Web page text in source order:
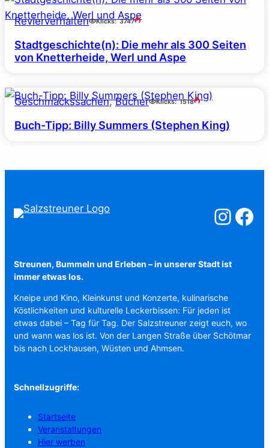
Revierverhalten Klicks: 3747
Stadtgeschichte(n): Die mehr als 300 Seiten
von Knetterheide, Werl und Aspe
Geschmackssachen, Bücher Klicks: 1518
Buch-Tipp: Billy Summers (Stephen King)
Salzstreuner
Streunen, Bummeln und Erleben – in unserer Stadt ist
immer etwas los.
Kneipe und Kino, Kleinkunst und Konzerte, kulinarische
Köstlichkeiten und kulturelle Leckerbissen: Für jeden ist
etwas dabei – Tag für Tag. Der Salzstreuner zeigt euch, wo
und wann was los ist. Von der Langen Straße über Schötmar
bis nach Lockhausen, Wüsten und Ahmsen.
Schnellzugriffe:
Startseite
Veranstaltungen
Hier werben